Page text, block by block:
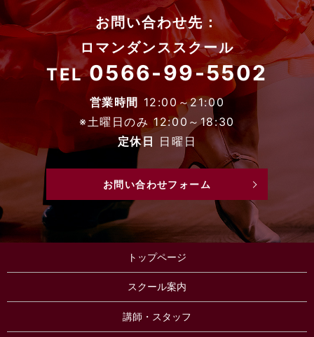
お問い合わせ先：
ロマンダンススクール
TEL0566-99-5502
営業時間 12:00～21:00
※土曜日のみ 12:00～18:30
定休日 日曜日
お問い合わせフォーム
トップページ
スクール案内
講師・スタッフ